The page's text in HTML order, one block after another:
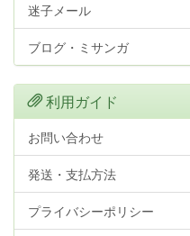
迷子メール
ブログ・ミサンガ
利用ガイド
お問い合わせ
発送・支払方法
プライバシーポリシー